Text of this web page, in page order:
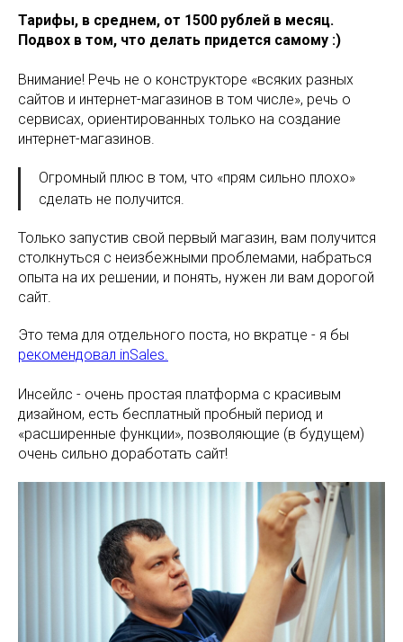
Тарифы, в среднем, от 1500 рублей в месяц.
Подвох в том, что делать придется самому :)
Внимание! Речь не о конструкторе «всяких разных
сайтов и интернет-магазинов в том числе», речь о
сервисах, ориентированных только на создание
интернет-магазинов.
Огромный плюс в том, что «прям сильно плохо»
сделать не получится.
Только запустив свой первый магазин, вам получится
столкнуться с неизбежными проблемами, набраться
опыта на их решении, и понять, нужен ли вам дорогой
сайт.
Это тема для отдельного поста, но вкратце - я бы
рекомендовал inSales.
Инсейлс - очень простая платформа с красивым
дизайном, есть бесплатный пробный период и
«расширенные функции», позволяющие (в будущем)
очень сильно доработать сайт!